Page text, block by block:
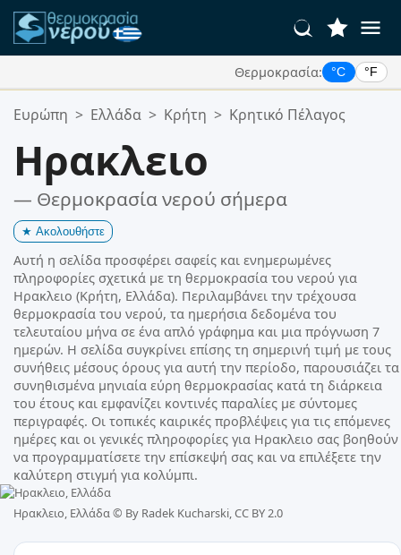
Θερμοκρασία: °C °F
Οι Αγαπημένες σας Τοποθεσίες:
Ευρώπη > Ελλάδα > Κρήτη > Κρητικό Πέλαγος
Ηρακλειο
— Θερμοκρασία νερού σήμερα
★ Ακολουθήστε
Αυτή η σελίδα προσφέρει σαφείς και ενημερωμένες
πληροφορίες σχετικά με τη θερμοκρασία του νερού για
Ηρακλειο (Κρήτη, Ελλάδα). Περιλαμβάνει την τρέχουσα
θερμοκρασία του νερού, τα ημερήσια δεδομένα του
τελευταίου μήνα σε ένα απλό γράφημα και μια πρόγνωση 7
ημερών. Η σελίδα συγκρίνει επίσης τη σημερινή τιμή με τους
συνήθεις μέσους όρους για αυτή την περίοδο, παρουσιάζει τα
συνηθισμένα μηνιαία εύρη θερμοκρασίας κατά τη διάρκεια
του έτους και εμφανίζει κοντινές παραλίες με σύντομες
περιγραφές. Οι τοπικές καιρικές προβλέψεις για τις επόμενες
ημέρες και οι γενικές πληροφορίες για Ηρακλειο σας βοηθούν
να προγραμματίσετε την επίσκεψή σας και να επιλέξετε την
καλύτερη στιγμή για κολύμπι.
Ηρακλειο, Ελλάδα © By Radek Kucharski, CC BY 2.0